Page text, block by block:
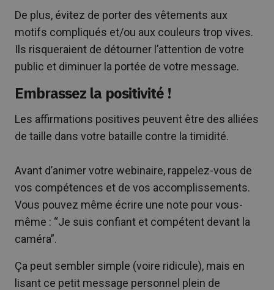
De plus, évitez de porter des vêtements aux
motifs compliqués et/ou aux couleurs trop vives.
Ils risqueraient de détourner l’attention de votre
public et diminuer la portée de votre message.
Embrassez la positivité !
Les affirmations positives peuvent être des alliées
de taille dans votre bataille contre la timidité.
Avant d’animer votre webinaire, rappelez-vous de
vos compétences et de vos accomplissements.
Vous pouvez même écrire une note pour vous-
même : “Je suis confiant et compétent devant la
caméra”.
Ça peut sembler simple (voire ridicule), mais en
lisant ce petit message personnel plein de